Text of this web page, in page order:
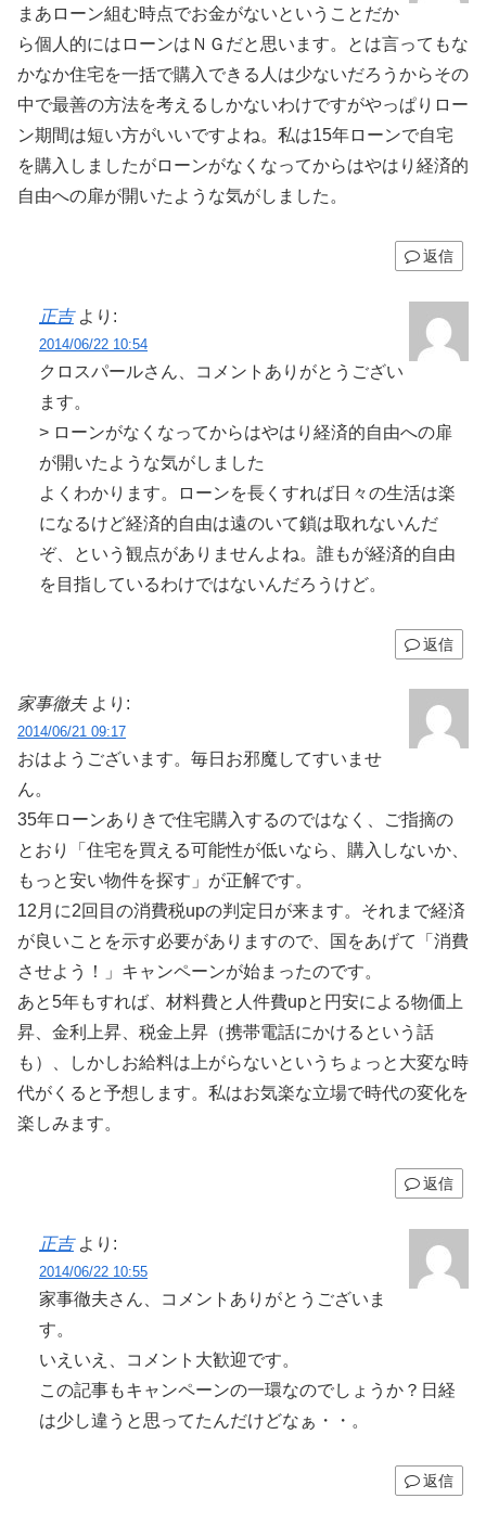
まあローン組む時点でお金がないということだか
ら個人的にはローンはＮＧだと思います。とは言ってもな
かなか住宅を一括で購入できる人は少ないだろうからその
中で最善の方法を考えるしかないわけですがやっぱりロー
ン期間は短い方がいいですよね。私は15年ローンで自宅
を購入しましたがローンがなくなってからはやはり経済的
自由への扉が開いたような気がしました。
返信
正吉 より:
2014/06/22 10:54
クロスパールさん、コメントありがとうござい
ます。
> ローンがなくなってからはやはり経済的自由への扉
が開いたような気がしました
よくわかります。ローンを長くすれば日々の生活は楽
になるけど経済的自由は遠のいて鎖は取れないんだ
ぞ、という観点がありませんよね。誰もが経済的自由
を目指しているわけではないんだろうけど。
返信
家事徹夫 より:
2014/06/21 09:17
おはようございます。毎日お邪魔してすいませ
ん。
35年ローンありきで住宅購入するのではなく、ご指摘の
とおり「住宅を買える可能性が低いなら、購入しないか、
もっと安い物件を探す」が正解です。
12月に2回目の消費税upの判定日が来ます。それまで経済
が良いことを示す必要がありますので、国をあげて「消費
させよう！」キャンペーンが始まったのです。
あと5年もすれば、材料費と人件費upと円安による物価上
昇、金利上昇、税金上昇（携帯電話にかけるという話
も）、しかしお給料は上がらないというちょっと大変な時
代がくると予想します。私はお気楽な立場で時代の変化を
楽しみます。
返信
正吉 より:
2014/06/22 10:55
家事徹夫さん、コメントありがとうございま
す。
いえいえ、コメント大歓迎です。
この記事もキャンペーンの一環なのでしょうか？日経
は少し違うと思ってたんだけどなぁ・・。
返信